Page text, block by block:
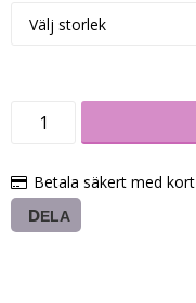
Betala säkert med kort
DELA